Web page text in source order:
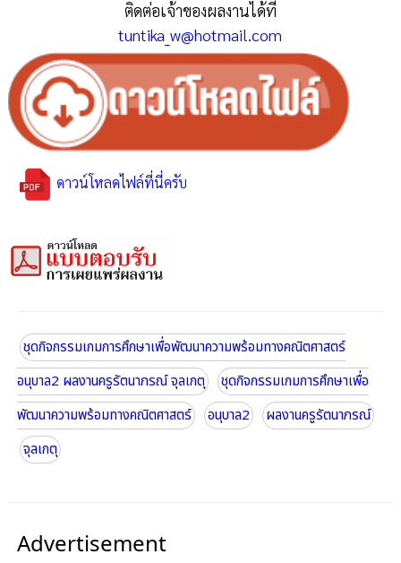
ติดต่อเจ้าของผลงานได้ที่
tuntika_w@hotmail.com
ดาวน์โหลดไฟล์ที่นี่ครับ
ชุดกิจกรรมเกมการศึกษาเพื่อพัฒนาความพร้อมทางคณิตศาสตร์
อนุบาล2 ผลงานครูรัตนาภรณ์ จุลเกตุ
ชุดกิจกรรมเกมการศึกษาเพื่อ
พัฒนาความพร้อมทางคณิตศาสตร์
อนุบาล2
ผลงานครูรัตนาภรณ์
จุลเกตุ
Advertisement